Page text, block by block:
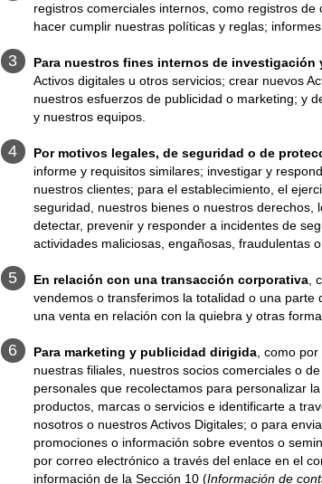
registros comerciales internos, como registros
hacer cumplir nuestras políticas y reglas;
Para nuestros fines internos de investigación
Activos digitales u otros servicios; crear nuevos
nuestros esfuerzos de publicidad o marketing; y
y nuestros equipos.
Por motivos legales, de seguridad o de
informe y requisitos similares; investigar y
nuestros clientes; para el establecimiento, el
seguridad, nuestros bienes o nuestros
detectar, prevenir y responder a incidentes de
actividades maliciosas, engañosas, fraudulentas o
En relación con una transacción corporativa ,
vendemos o transferimos la totalidad o una
una venta en relación con la quiebra y otras
Para marketing y publicidad dirigida , como
nuestras filiales, nuestros socios comerciales o
personales que recolectamos para personalizar
productos, marcas o servicios e identificarte a
nosotros o nuestros Activos Digitales; o para
promociones o información sobre eventos o
por correo electrónico a través del enlace en el
información de la Sección 10 (Información de